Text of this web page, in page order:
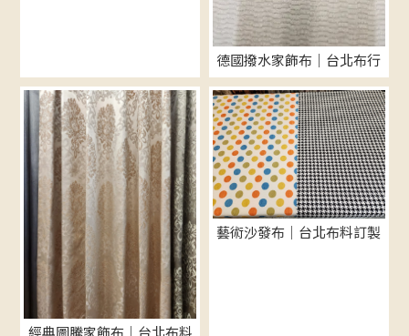
德國撥水家飾布｜台北布行
經典圖騰家飾布｜台北布料
藝術沙發布｜台北布料訂製